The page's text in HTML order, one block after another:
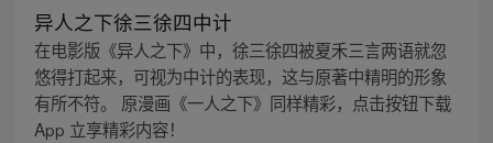
异人之下徐三徐四中计
在电影版《异人之下》中，徐三徐四被夏禾三言两语就忽
悠得打起来，可视为中计的表现，这与原著中精明的形象
有所不符。 原漫画《一人之下》同样精彩，点击按钮下载
App 立享精彩内容！